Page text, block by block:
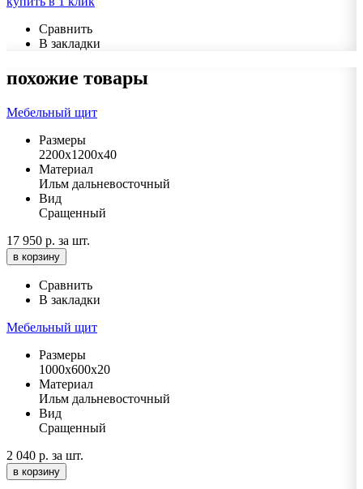
Сравнить
В закладки
похожие товары
Мебельный щит
Размеры
2200х1200х40
Материал
Ильм дальневосточный
Вид
Сращенный
17 950 р. за шт.
в корзину
Сравнить
В закладки
Мебельный щит
Размеры
1000х600х20
Материал
Ильм дальневосточный
Вид
Сращенный
2 040 р. за шт.
в корзину